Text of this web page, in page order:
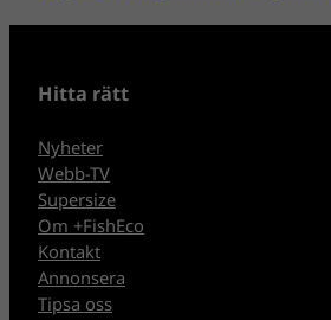
Hitta rätt
Nyheter
Webb-TV
Supersize
Om +FishEco
Kontakt
Annonsera
Tipsa oss